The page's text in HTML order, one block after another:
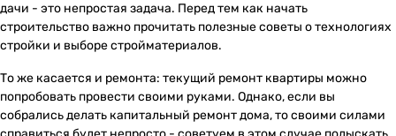
дачи - это непростая задача. Перед тем как начать
строительство важно прочитать полезные советы о технологиях
стройки и выборе стройматериалов.
То же касается и ремонта: текущий ремонт квартиры можно
попробовать провести своими руками. Однако, если вы
собрались делать капитальный ремонт дома, то своими силами